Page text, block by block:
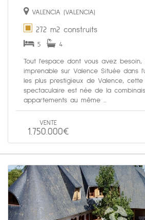
VALENCIA (VALENCIA)
272 m2 construits
5 4
Tout l'espace dont vous avez
imprenable sur Valence Située dans
les plus prestigieux de Valence, cette
spectaculaire est née de la
appartements au même ...
VENTE
1.750.000€